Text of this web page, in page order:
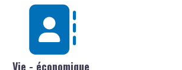
Vie - économique